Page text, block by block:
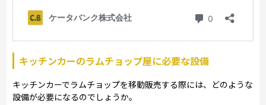
キッチンカーのラムチョップ屋に必要な設備
キッチンカーでラムチョップを移動販売する際には、どのような
設備が必要になるのでしょうか。